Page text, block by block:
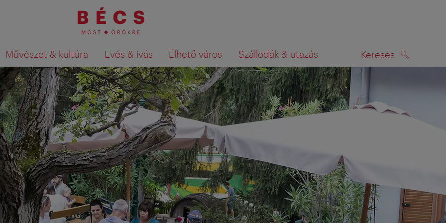
Művészet & kultúra Evés & ivás Élhető város Szállodák & utazás Keresés
Keresési találatok megjelenítése a térképen KERESÉS